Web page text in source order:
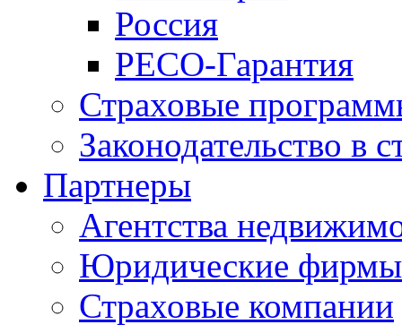
Россия
РЕСО-Гарантия
Страховые
Законодательство в
Партнеры
Агентства
Юридические фирмы
Страховые компании